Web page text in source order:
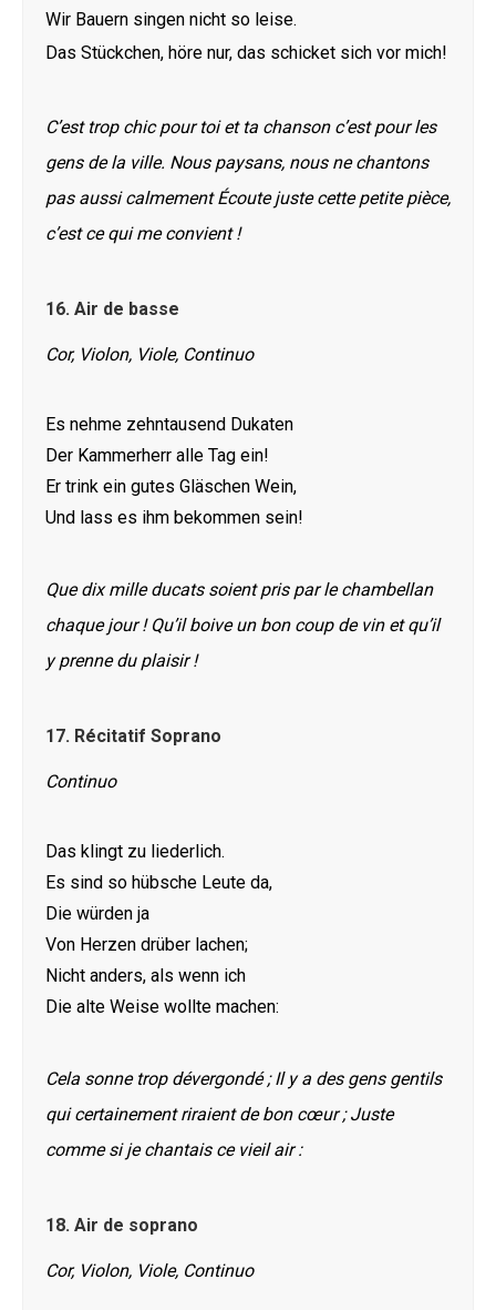
Wir Bauern singen nicht so leise.
Das Stückchen, höre nur, das schicket sich vor mich!
C’est trop chic pour toi et ta chanson c’est pour les
gens de la ville. Nous paysans, nous ne chantons
pas aussi calmement Écoute juste cette petite pièce,
c’est ce qui me convient !
16. Air de basse
Cor, Violon, Viole, Continuo
Es nehme zehntausend Dukaten
Der Kammerherr alle Tag ein!
Er trink ein gutes Gläschen Wein,
Und lass es ihm bekommen sein!
Que dix mille ducats soient pris par le chambellan
chaque jour ! Qu’il boive un bon coup de vin et qu’il
y prenne du plaisir !
17. Récitatif Soprano
Continuo
Das klingt zu liederlich.
Es sind so hübsche Leute da,
Die würden ja
Von Herzen drüber lachen;
Nicht anders, als wenn ich
Die alte Weise wollte machen:
Cela sonne trop dévergondé ; Il y a des gens gentils
qui certainement riraient de bon cœur ; Juste
comme si je chantais ce vieil air :
18. Air de soprano
Cor, Violon, Viole, Continuo